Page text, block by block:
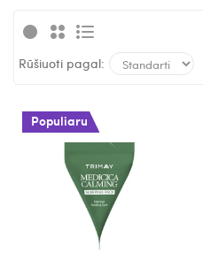
Rūšiuoti pagal:
Populiaru